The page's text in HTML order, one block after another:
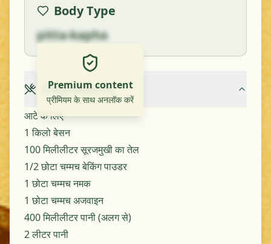
Body Type
pitta-kapha
Premium content
प्रीमियम के साथ अनलॉक करें
Ingredients
आटे के लिए
1 किलो बेसन
100 मिलीलीटर सूरजमुखी का तेल
1/2 छोटा चम्मच बेकिंग पाउडर
1 छोटा चम्मच नमक
1 छोटा चम्मच अजवाइन
400 मिलीलीटर पानी (अलग से)
2 लीटर पानी